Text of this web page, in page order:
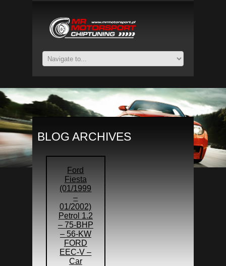
BLOG ARCHIVES
Ford
Fiesta
(01/1999
–
01/2002)
Petrol 1.2
– 75-BHP
– 56-KW
FORD
EEC-V –
Car